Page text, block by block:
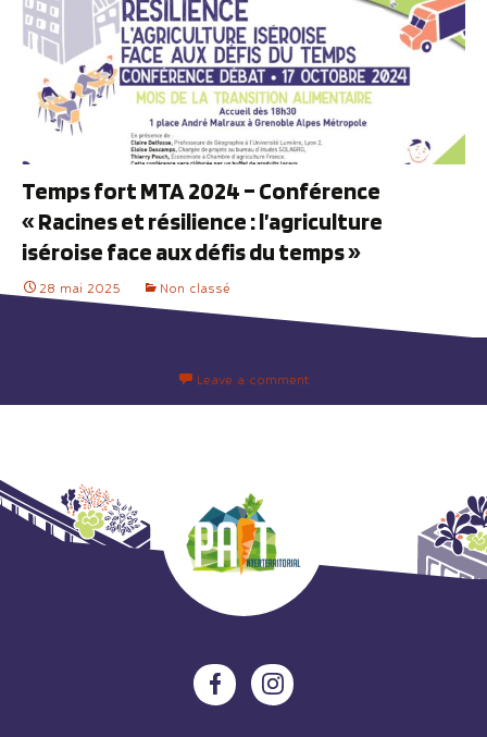
Temps fort MTA 2024 – Conférence
« Racines et résilience : l’agriculture
iséroise face aux défis du temps »
28 mai 2025 Non classé
Leave a comment